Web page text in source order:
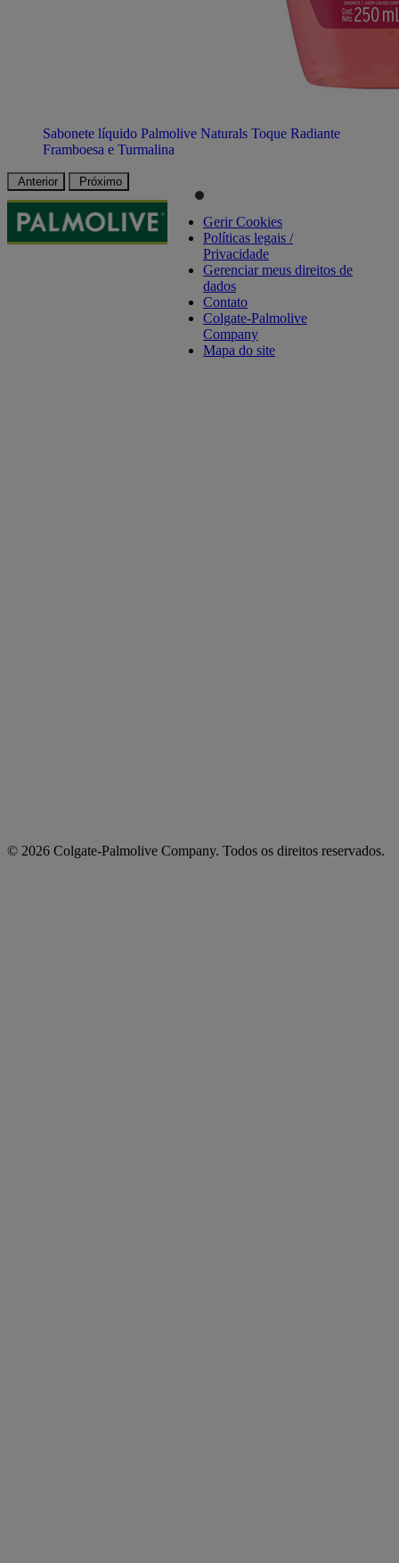
Sabonete líquido Palmolive Naturals Toque Radiante
Framboesa e Turmalina
Anterior Próximo
Gerir Cookies
Políticas legais /
Privacidade
Gerenciar meus direitos de
dados
Contato
Colgate-Palmolive
Company
Mapa do site
© 2026 Colgate-Palmolive Company. Todos os direitos reservados.